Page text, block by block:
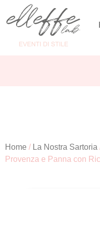
Home / La Nostra Sartoria
Provenza e Panna con